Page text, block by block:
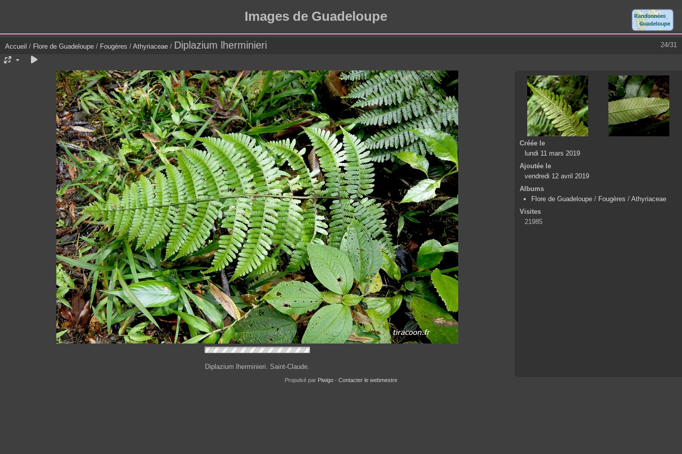
Images de Guadeloupe
24/31
Accueil / Flore de Guadeloupe / Fougères / Athyriaceae / Diplazium lherminieri
Diplazium lherminieri. Saint-Claude.
Créée le
lundi 11 mars 2019
Ajoutée le
vendredi 12 avril 2019
Albums
Flore de Guadeloupe / Fougères / Athyriaceae
Visites
21985
Propulsé par Piwigo - Contacter le webmestre